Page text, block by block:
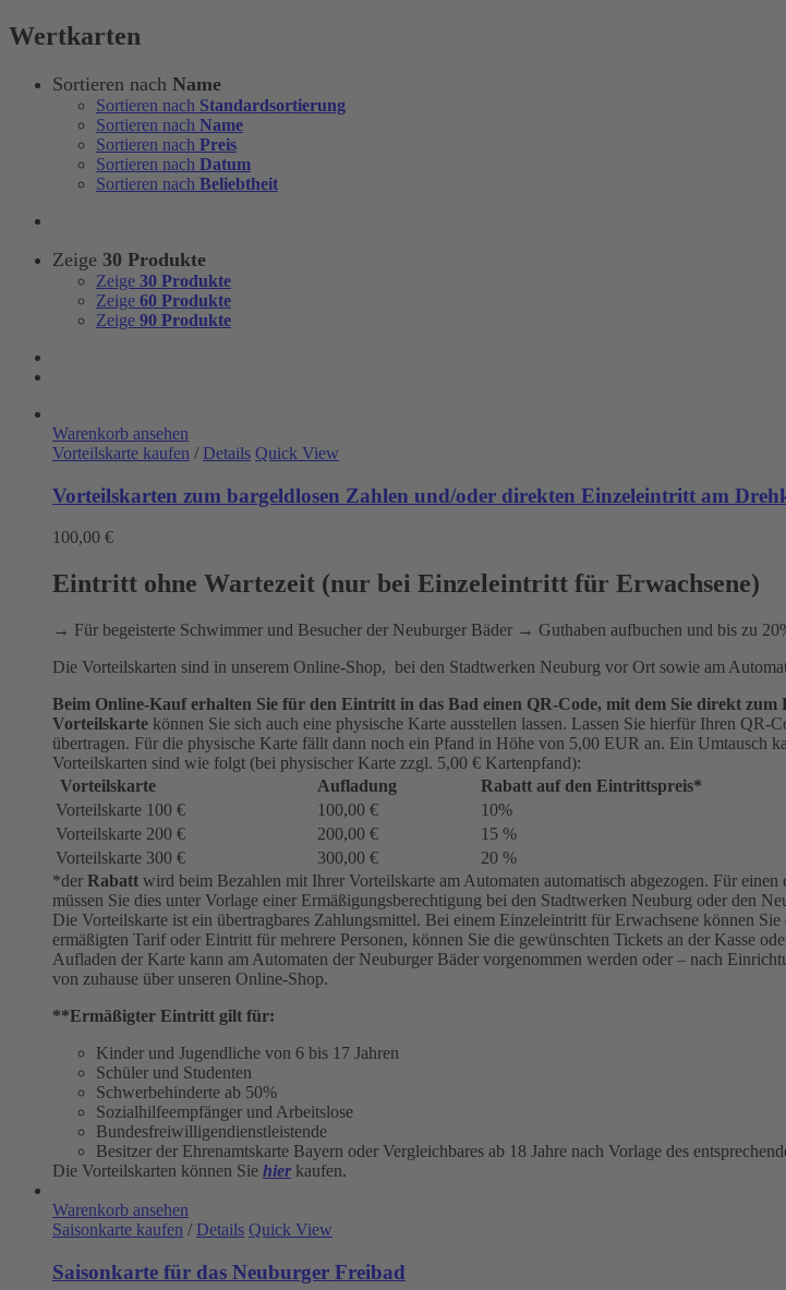
Wertkarten
Sortieren nach Name
Sortieren nach Standardsortierung
Sortieren nach Name
Sortieren nach Preis
Sortieren nach Datum
Sortieren nach Beliebtheit
Zeige 30 Produkte
Zeige 30 Produkte
Zeige 60 Produkte
Zeige 90 Produkte
Warenkorb ansehen
Vorteilskarte kaufen / Details Quick View
Vorteilskarten zum bargeldlosen Zahlen und/oder direkten Einzeleintritt am
100,00 €
Eintritt ohne Wartezeit (nur bei Einzeleintritt für Erwachsene)
→ Für begeisterte Schwimmer und Besucher der Neuburger Bäder → Guthaben aufbuchen und bis zu
Die Vorteilskarten sind in unserem Online-Shop, bei den Stadtwerken Neuburg vor Ort sowie am
Beim Online-Kauf erhalten Sie für den Eintritt in das Bad einen QR-Code, mit dem Sie direkt
Vorteilskarte können Sie sich auch eine physische Karte ausstellen lassen. Lassen Sie hierfür Ihren
übertragen. Für die physische Karte fällt dann noch ein Pfand in Höhe von 5,00 EUR an. Ein Umtausch
Vorteilskarten sind wie folgt (bei physischer Karte zzgl. 5,00 € Kartenpfand):
Vorteilskarte
Aufladung
Rabatt auf den Eintrittspreis*
Vorteilskarte 100 €
100,00 €
10%
Vorteilskarte 200 €
200,00 €
15 %
Vorteilskarte 300 €
300,00 €
20 %
*der Rabatt wird beim Bezahlen mit Ihrer Vorteilskarte am Automaten automatisch abgezogen. Für
müssen Sie dies unter Vorlage einer Ermäßigungsberechtigung bei den Stadtwerken Neuburg oder den
Die Vorteilskarte ist ein übertragbares Zahlungsmittel. Bei einem Einzeleintritt für Erwachsene können
ermäßigten Tarif oder Eintritt für mehrere Personen, können Sie die gewünschten Tickets an der Kasse
Aufladen der Karte kann am Automaten der Neuburger Bäder vorgenommen werden oder – nach
von zuhause über unseren Online-Shop.
**Ermäßigter Eintritt gilt für:
Kinder und Jugendliche von 6 bis 17 Jahren
Schüler und Studenten
Schwerbehinderte ab 50%
Sozialhilfeempfänger und Arbeitslose
Bundesfreiwilligendienstleistende
Besitzer der Ehrenamtskarte Bayern oder Vergleichbares ab 18 Jahre nach Vorlage des
Die Vorteilskarten können Sie hier kaufen.
Warenkorb ansehen
Saisonkarte kaufen / Details Quick View
Saisonkarte für das Neuburger Freibad